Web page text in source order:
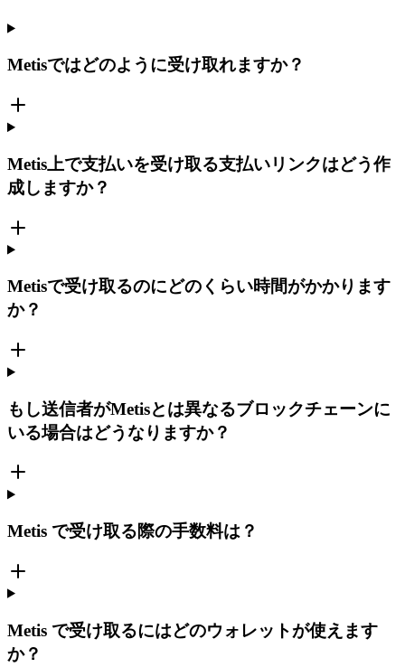
Metisではどのように受け取れますか？
Metis上で支払いを受け取る支払いリンクはどう作
成しますか？
Metisで受け取るのにどのくらい時間がかかります
か？
もし送信者がMetisとは異なるブロックチェーンに
いる場合はどうなりますか？
Metis で受け取る際の手数料は？
Metis で受け取るにはどのウォレットが使えます
か？